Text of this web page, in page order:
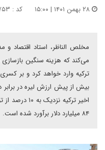
کد : ۲۰۱۷۷۵۳
مخلص الناظر، استاد اقتصاد و
می‌کند که هزینه سنگین بازسازی
ترکیه وارد خواهد کرد و بر
بیش از پیش ارزش لیره در
اخیر ترکیه
۸۴ میلیارد دلار برآورد شده است.